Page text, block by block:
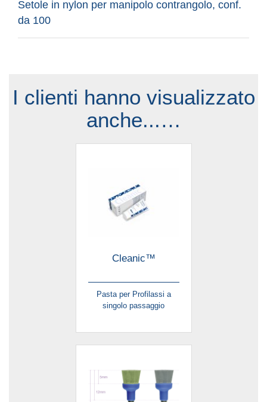
Setole in nylon per manipolo contrangolo, conf.
da 100
I clienti hanno visualizzato
anche...…
Cleanic™
Pasta per Profilassi a
singolo passaggio